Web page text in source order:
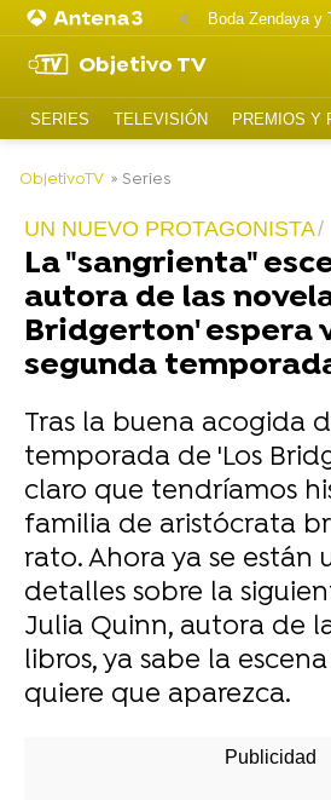
Boda Zendaya y
Objetivo TV
SERIES TELEVISIÓN PREMIOS Y
ObjetivoTV » Series
UN NUEVO PROTAGONISTA
La "sangrienta"
autora de las
Bridgerton' espera
segunda
Tras la buena acogida
temporada de 'Los
claro que tendríamos
familia de aristócrata
rato. Ahora ya se están
detalles sobre la
Julia Quinn, autora de
libros, ya sabe la
quiere que aparezca.